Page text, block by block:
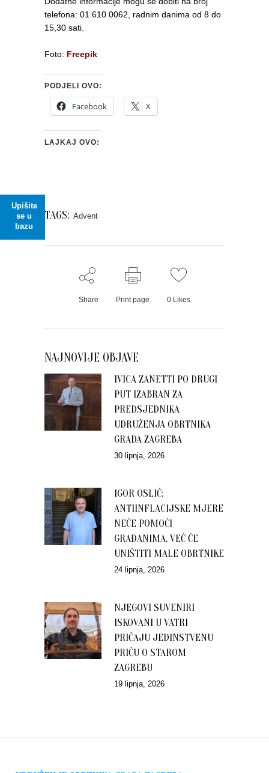
Upišite
se u
bazu
telefona: 01 610 0062, radnim danima od 8 do
15,30 sati.
Foto: Freepik
PODJELI OVO:
Facebook X
LAJKAJ OVO:
TAGS: Advent
Share Print page 0 Likes
NAJNOVIJE OBJAVE
IVICA ZANETTI PO DRUGI
PUT IZABRAN ZA
PREDSJEDNIKA
UDRUŽENJA OBRTNIKA
GRADA ZAGREBA
30 lipnja, 2026
IGOR OSLIĆ:
ANTIINFLACIJSKE MJERE
NEĆE POMOĆI
GRAĐANIMA, VEĆ ĆE
UNIŠTITI MALE OBRTNIKE
24 lipnja, 2026
NJEGOVI SUVENIRI
ISKOVANI U VATRI
PRIČAJU JEDINSTVENU
PRIČU O STAROM
ZAGREBU
19 lipnja, 2026